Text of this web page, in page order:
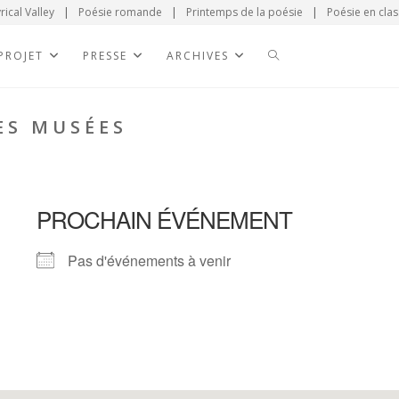
Valley | Poésie romande | Printemps de la poésie | Poésie en
PRESSE ARCHIVES
MUSÉES
PROCHAIN ÉVÉNEMENT
Pas d'événements à venir